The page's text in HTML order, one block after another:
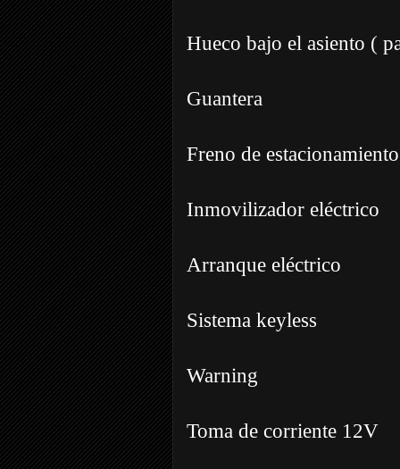
Hueco bajo el asiento (
Guantera
Freno de estacionamiento
Inmovilizador eléctrico
Arranque eléctrico
Sistema keyless
Warning
Toma de corriente 12V